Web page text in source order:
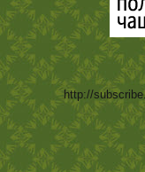
http://